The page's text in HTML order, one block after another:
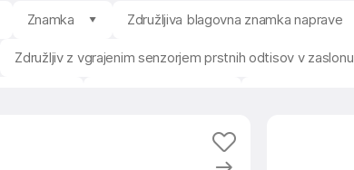
Znamka Združljiva blagovna znamka naprave
Združljiv z vgrajenim senzorjem prstnih odtisov v zaslonu